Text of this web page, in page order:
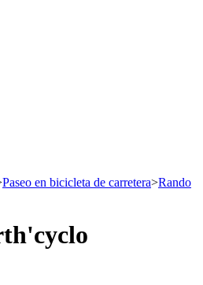
Paseo en bicicleta de carretera>Rando